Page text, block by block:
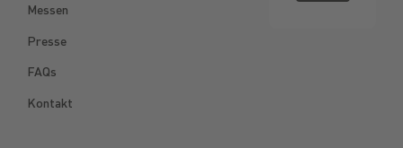
Messen
Presse
FAQs
Kontakt